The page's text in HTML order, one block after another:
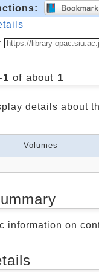
1 of about 1
details about
Volumes
information on